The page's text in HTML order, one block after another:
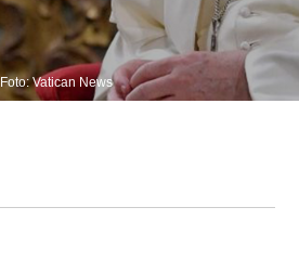
Foto: Vatican News